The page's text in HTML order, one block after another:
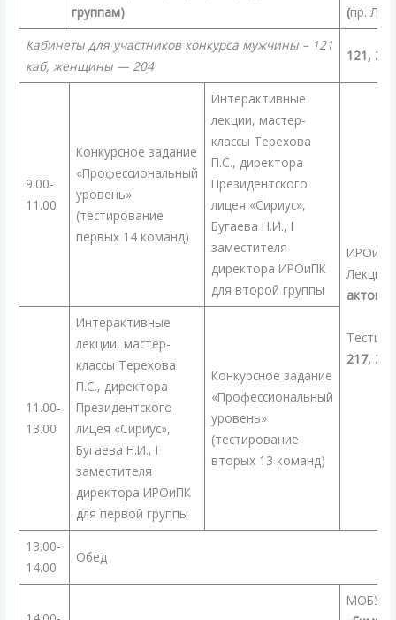
группам)
(пр.
Кабинеты для участников конкурса мужчины – 121
каб, женщины — 204
121, 204
9.00-
11.00
Конкурсное задание
«Профессиональный
уровень»
(тестирование
первых 14 команд)
Интерактивные
лекции, мастер-
классы Терехова
П.С., директора
Президентского
лицея «Сириус»,
Бугаева Н.И., I
заместителя
директора ИРОиПК
для второй группы
Лекции:
217, 218
11.00-
13.00
Интерактивные
лекции, мастер-
классы Терехова
П.С., директора
Президентского
лицея «Сириус»,
Бугаева Н.И., I
заместителя
директора ИРОиПК
для первой группы
Конкурсное задание
«Профессиональный
уровень»
(тестирование
вторых 13 команд)
13.00-
14.00
Обед
МОБУ
—
2024»